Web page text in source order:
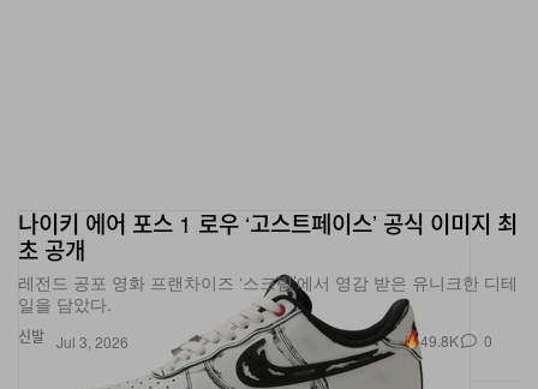
신발
초 공개
레전드 공포 영화 프랜차이즈 ‘스크림’에서 영감 받은 유니크한 디테
일을 담았다.
Jul 3, 2026